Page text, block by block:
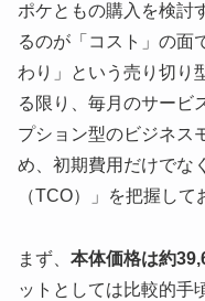
ポケともの購入を検討
るのが「コスト」の面
わり」という売り切り
る限り、毎月のサービ
プション型のビジネス
め、初期費用だけでな
（TCO）」を把握して
まず、 本体価格は約
ットとしては比較的手